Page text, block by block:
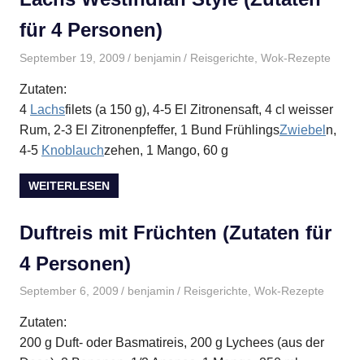
für 4 Personen)
September 19, 2009 benjamin Reisgerichte Wok-Rezepte
Zutaten:
4 Lachsfilets (a 150 g), 4-5 El Zitronensaft, 4 cl weisser
Rum, 2-3 El Zitronenpfeffer, 1 Bund FrühlingsZwiebel n,
4-5 Knoblauchzehen, 1 Mango, 60 g
WEITERLESEN
Duftreis mit Früchten (Zutaten für
4 Personen)
September 6, 2009 benjamin Reisgerichte, Wok-Rezepte
Zutaten:
200 g Duft- oder Basmatireis, 200 g Lychees (aus der